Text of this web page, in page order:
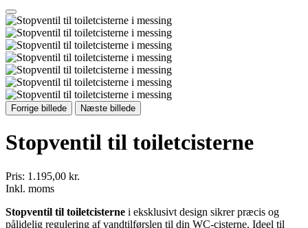
Forrige billede Næste billede
Stopventil til toiletcisterne
Pris: 1.195,00 kr.
Inkl. moms
Stopventil til toiletcisterne i eksklusivt design sikrer præcis og
pålidelig regulering af vandtilførslen til din WC-cisterne. Ideel til